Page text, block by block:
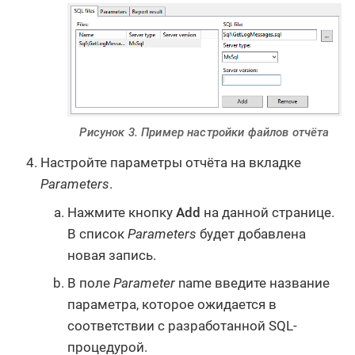
Рисунок 3. Пример настройки файлов отчёта
Настройте параметры отчёта на вкладке
Parameters.
Нажмите кнопку Add на данной странице.
В список Parameters будет добавлена
новая запись.
В поле Parameter name введите название
параметра, которое ожидается в
соответствии с разработанной SQL-
процедурой.